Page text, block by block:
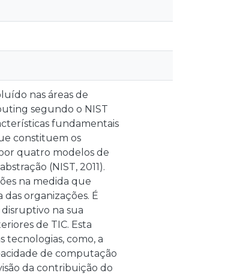
nas áreas de
segundo o NIST
fundamentais
constituem os
quatro modelos de
(NIST, 2011).
na medida que
organizações. É
na sua
de TIC. Esta
tecnologias, como, a
de computação
da contribuição do